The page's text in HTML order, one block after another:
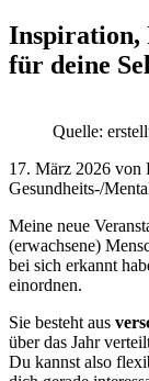
Inspiration,
für deine
Quelle:
17. März 2026 von
Gesundheits-/
Meine neue
(erwachsene)
bei sich erkannt
einordnen.
Sie besteht aus
über das Jahr
Du kannst also